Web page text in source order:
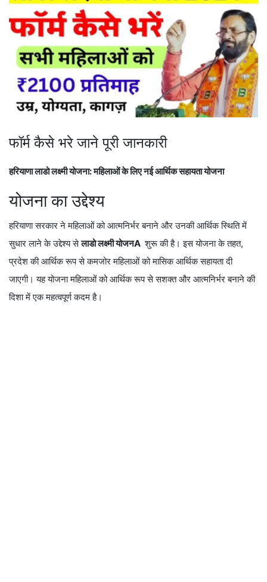
फॉर्म कैसे भरे जाने पूरी जानकारी
हरियाणा लाडो लक्ष्मी योजना: महिलाओं के लिए नई आर्थिक सहायता योजना
योजना का उद्देश्य
हरियाणा सरकार ने महिलाओं को आत्मनिर्भर बनाने और उनकी आर्थिक स्थिति में
सुधार लाने के उद्देश्य सेलाडो लक्ष्मी योजनA शुरू की है। इस योजना के तहत,
प्रदेश की आर्थिक रूप से कमजोर महिलाओं को मासिक आर्थिक सहायता दी
जाएगी। यह योजना महिलाओं को आर्थिक रूप से सशक्त और आत्मनिर्भर बनाने की
दिशा में एक महत्वपूर्ण कदम है।